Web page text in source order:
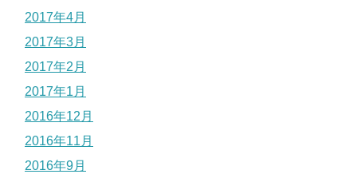
2017年4月
2017年3月
2017年2月
2017年1月
2016年12月
2016年11月
2016年9月